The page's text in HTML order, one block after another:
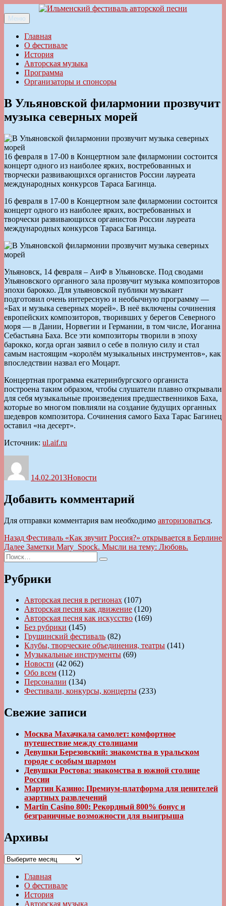
к
содержимому
Ильменский фестиваль авторской песни
Меню
Главная
О фестивале
История
Авторская музыка
Программа
Организаторы и спонсоры
В Ульяновской филармонии прозвучит
музыка северных морей
16 февраля в 17-00 в Концертном зале филармонии состоится
концерт одного из наиболее ярких, востребованных и
творчески развивающихся органистов России лауреата
международных конкурсов Тараса Багинца.
16 февраля в 17-00 в Концертном зале филармонии состоится
концерт одного из наиболее ярких, востребованных и
творчески развивающихся органистов России лауреата
международных конкурсов Тараса Багинца.
Ульяновск, 14 февраля – АиФ в Ульяновске. Под сводами
Ульяновского органного зала прозвучит музыка композиторов
эпохи барокко. Для ульяновской публики музыкант
подготовил очень интересную и необычную программу —
«Бах и музыка северных морей». В неё включены сочинения
европейских композиторов, творивших у берегов Северного
моря — в Дании, Норвегии и Германии, в том числе, Иоганна
Себастьяна Баха. Все эти композиторы творили в эпоху
барокко, когда орган заявил о себе в полную силу и стал
самым настоящим «королём музыкальных инструментов», как
впоследствии назвал его Моцарт.
Концертная программа екатеринбургского органиста
построена таким образом, чтобы слушатели плавно открывали
для себя музыкальные произведения предшественников Баха,
которые во многом повлияли на создание будущих органных
шедевров композитора. Сочинения самого Баха Тарас Багинец
оставил «на десерт».
Источник: ul.aif.ru
14.02.2013Новости
Добавить комментарий
Для отправки комментария вам необходимо авторизоваться.
Навигация
по
записям
Назад Предыдущая
запись:
Фестиваль «Как звучит Россия?» открывается в Берлине
Далее Следующая
Заметки Mary_Spock. Мысли на тему: Любовь.
Искать:
Поиск
Рубрики
Авторская песня в регионах (107)
Авторская песня как движение (120)
Авторская песня как искусство (169)
Без рубрики (145)
Грушинский фестиваль (82)
Клубы, творческие объединения, театры (141)
Музыкальные инструменты (69)
Новости (42 062)
Обо всем (112)
Персоналии (134)
Фестивали, конкурсы, концерты (233)
Свежие записи
Москва Махачкала самолет: комфортное
путешествие между столицами
Девушки Березовский: знакомства в уральском
городе с особым шармом
Девушки Ростова: знакомства в южной столице
России
Мартин Казино: Премиум-платформа для ценителей
азартных развлечений
Martin Casino 800: Рекордный 800% бонус и
безграничные возможности для выигрыша
Архивы
Архивы
Главная
О фестивале
История
Авторская музыка